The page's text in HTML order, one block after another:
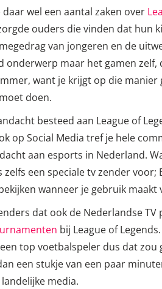
wel een aantal zaken over
ouders die vinden dat
van jongeren en de
onderwerp maar het gamen
want je krijgt op die manier
doen.
besteed aan League of
op Social Media tref je hele
aan esports in Nederland.
een speciale tv zender
wanneer je gebruik maakt
dat ook de Nederlandse
bij League of
top voetbalspeler dus dat
een stukje van een paar
media.